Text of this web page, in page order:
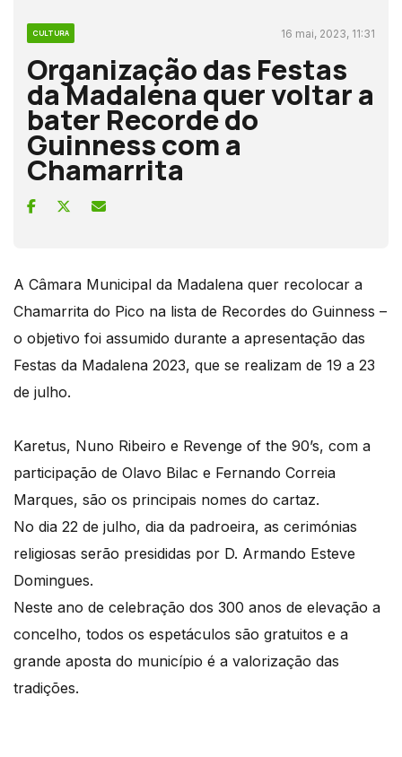
CULTURA 16 mai, 2023, 11:31
Organização das Festas
da Madalena quer voltar a
bater Recorde do
Guinness com a
Chamarrita
A Câmara Municipal da Madalena quer recolocar a
Chamarrita do Pico na lista de Recordes do Guinness –
o objetivo foi assumido durante a apresentação das
Festas da Madalena 2023, que se realizam de 19 a 23
de julho.
Karetus, Nuno Ribeiro e Revenge of the 90’s, com a
participação de Olavo Bilac e Fernando Correia
Marques, são os principais nomes do cartaz.
No dia 22 de julho, dia da padroeira, as cerimónias
religiosas serão presididas por D. Armando Esteve
Domingues.
Neste ano de celebração dos 300 anos de elevação a
concelho, todos os espetáculos são gratuitos e a
grande aposta do município é a valorização das
tradições.